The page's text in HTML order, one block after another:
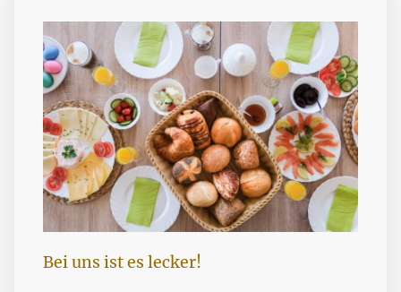
Bei uns ist es lecker!